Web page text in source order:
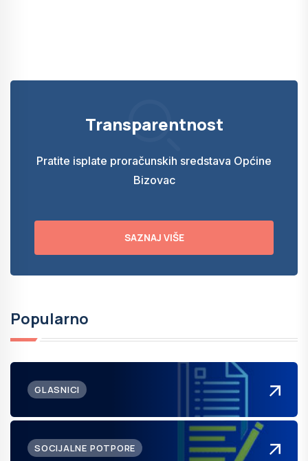
Transparentnost
Pratite isplate proračunskih sredstava Općine
Bizovac
SAZNAJ VIŠE
Popularno
GLASNICI
SOCIJALNE POTPORE